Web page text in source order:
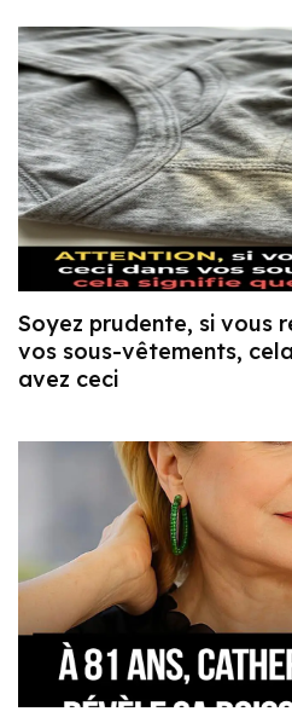
Soyez prudente, si vous
vos sous-vêtements,
avez ceci